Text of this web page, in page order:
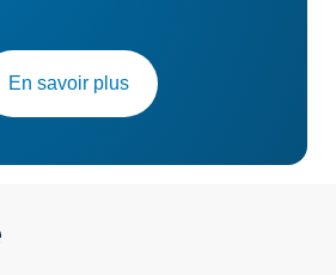
En savoir plus